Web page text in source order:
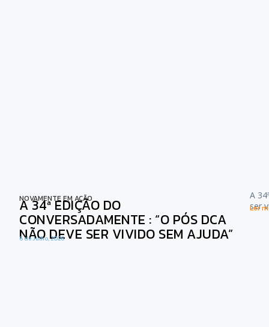
NOVAMENTE EM AÇÃO
A 34ª EDIÇÃO DO
CONVERSADAMENTE : “O PÓS DCA
NÃO DEVE SER VIVIDO SEM AJUDA”
6 de Julho, 2026
A
ser
Ler